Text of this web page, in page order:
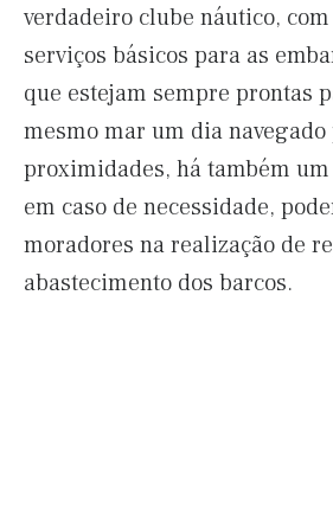
verdadeiro clube náutico, com
serviços básicos para as
que estejam sempre prontas
mesmo mar um dia
proximidades, há também
em caso de necessidade,
moradores na realização de
abastecimento dos barcos.